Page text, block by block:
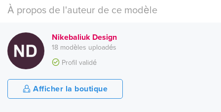
À propos de l'auteur de ce modèle
Nikebaliuk Design
18 modèles uploadés
Profil validé
Afficher la boutique